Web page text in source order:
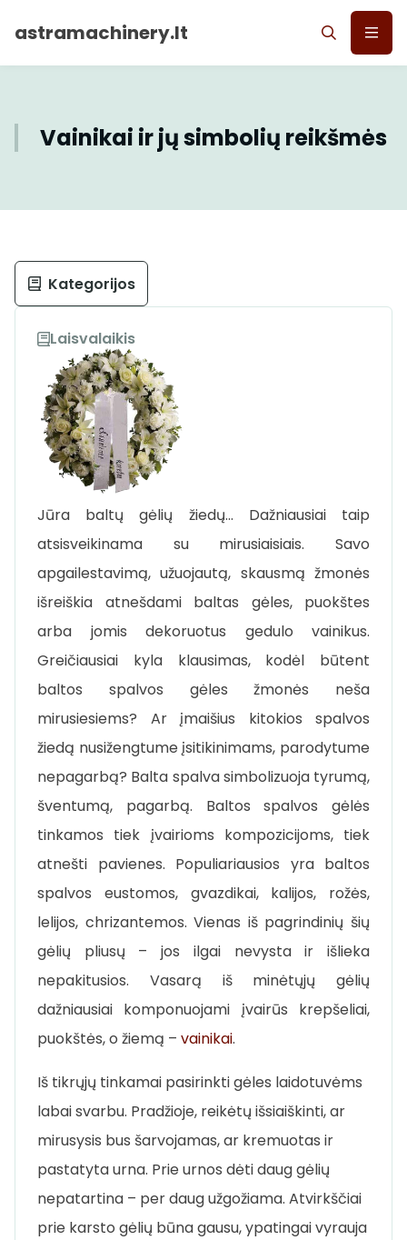
astramachinery.lt
Vainikai ir jų simbolių reikšmės
Laisvalaikis
Jūra baltų gėlių žiedų… Dažniausiai taip
atsisveikinama su mirusiaisiais. Savo
apgailestavimą, užuojautą, skausmą žmonės
išreiškia atnešdami baltas gėles, puokštes
arba jomis dekoruotus gedulo vainikus.
Greičiausiai kyla klausimas, kodėl būtent
baltos spalvos gėles žmonės neša
mirusiesiems? Ar įmaišius kitokios spalvos
žiedą nusižengtume įsitikinimams, parodytume
nepagarbą? Balta spalva simbolizuoja tyrumą,
šventumą, pagarbą. Baltos spalvos gėlės
tinkamos tiek įvairioms kompozicijoms, tiek
atnešti pavienes. Populiariausios yra baltos
spalvos eustomos, gvazdikai, kalijos, rožės,
lelijos, chrizantemos. Vienas iš pagrindinių šių
gėlių pliusų – jos ilgai nevysta ir išlieka
nepakitusios. Vasarą iš minėtųjų gėlių
dažniausiai komponuojami įvairūs krepšeliai,
puokštės, o žiemą – vainikai.
Iš tikrųjų tinkamai pasirinkti gėles laidotuvėms
labai svarbu. Pradžioje, reikėtų išsiaiškinti, ar
mirusysis bus šarvojamas, ar kremuotas ir
pastatyta urna. Prie urnos dėti daug gėlių
nepatartina – per daug užgožiama. Atvirkščiai
prie karsto gėlių būna gausu, ypatingai vyrauja
Kategorijos